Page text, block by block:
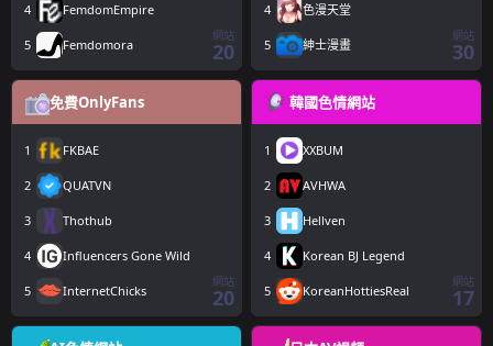
4 FemdomEmpire
5 Femdomora
網站
20
4 色漫天堂
5 紳士漫畫
網站
30
免費OnlyFans
1 FKBAE
2 QUATVN
3 Thothub
4 Influencers Gone Wild
5 InternetChicks
網站
20
韓國色情網站
1 XXBUM
2 AVHWA
3 Hellven
4 Korean BJ Legend
5 KoreanHottiesReal
網站
17